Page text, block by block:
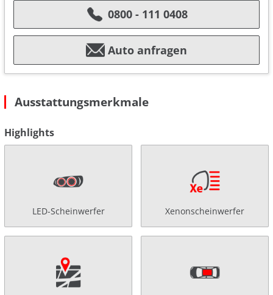
0800 - 111 0408
Auto anfragen
Ausstattungsmerkmale
Highlights
LED-Scheinwerfer Xenonscheinwerfer